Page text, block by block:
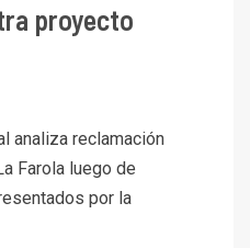
proyecto
analiza reclamación
Farola luego de
por la